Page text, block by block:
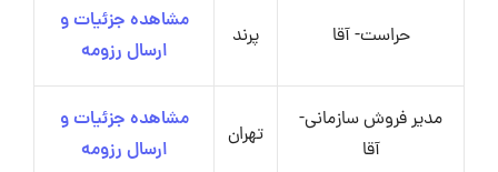
حراست- آقا پرند
مشاهده جزئیات و
ارسال رزومه
مدیر فروش سازمانی-
آقا
تهران
مشاهده جزئیات و
ارسال رزومه